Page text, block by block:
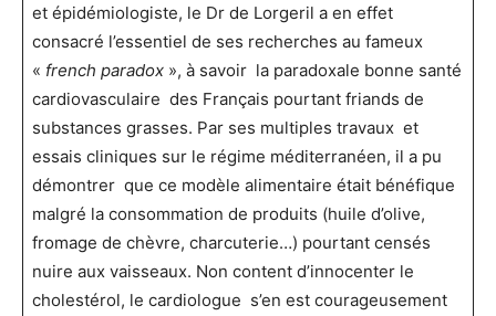
et épidémiologiste, le Dr de Lorgeril a en effet
consacré l’essentiel de ses recherches au fameux
« french paradox», à savoir la paradoxale bonne santé
cardiovasculaire des Français pourtant friands de
substances grasses. Par ses multiples travaux et
essais cliniques sur le régime méditerranéen, il a pu
démontrer que ce modèle alimentaire était bénéfique
malgré la consommation de produits (huile d’olive,
fromage de chèvre, charcuterie…) pourtant censés
nuire aux vaisseaux. Non content d’innocenter le
cholestérol, le cardiologue s’en est courageusement